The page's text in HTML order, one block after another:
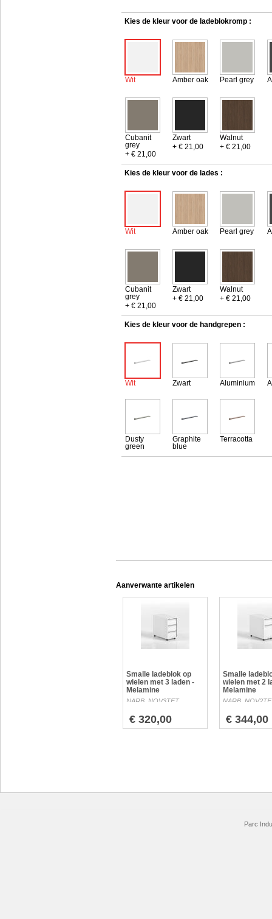
Kies de kleur voor de ladeblokromp :
Wit Amber oak Pearl grey
Cubanit
grey
+ € 21,00
Zwart
+ € 21,00
Walnut
+ € 21,00
Kies de kleur voor de lades :
Wit Amber oak Pearl grey
Cubanit
grey
+ € 21,00
Zwart
+ € 21,00
Walnut
+ € 21,00
Kies de kleur voor de handgrepen :
Wit Zwart Aluminium
Dusty
green
Graphite
blue
Terracotta
Aanverwante artikelen
Smalle ladeblok op
wielen met 3 laden -
Melamine
NARB_NOV3TET
€ 320,00
Smalle
wielen met 2
Melamine
€ 344,00
Parc